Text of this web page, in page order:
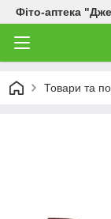
Фіто-аптека
Товари та